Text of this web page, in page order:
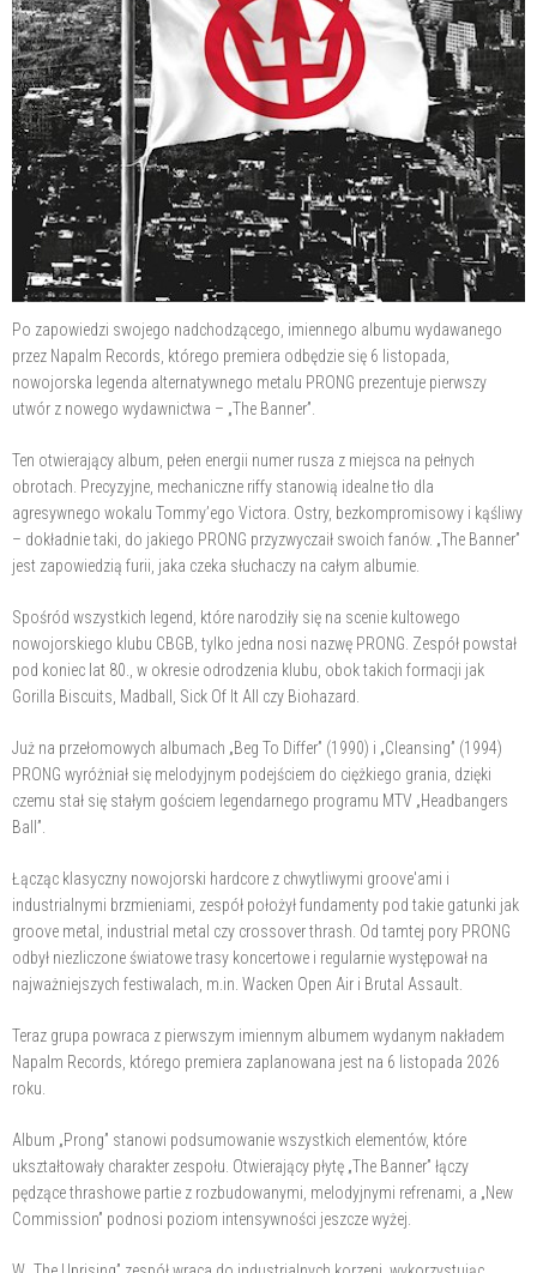
Po zapowiedzi swojego nadchodzącego, imiennego albumu wydawanego
przez Napalm Records, którego premiera odbędzie się 6 listopada,
nowojorska legenda alternatywnego metalu PRONG prezentuje pierwszy
utwór z nowego wydawnictwa – „The Banner”.
Ten otwierający album, pełen energii numer rusza z miejsca na pełnych
obrotach. Precyzyjne, mechaniczne riffy stanowią idealne tło dla
agresywnego wokalu Tommy’ego Victora. Ostry, bezkompromisowy i kąśliwy
– dokładnie taki, do jakiego PRONG przyzwyczaił swoich fanów. „The Banner”
jest zapowiedzią furii, jaka czeka słuchaczy na całym albumie.
Spośród wszystkich legend, które narodziły się na scenie kultowego
nowojorskiego klubu CBGB, tylko jedna nosi nazwę PRONG. Zespół powstał
pod koniec lat 80., w okresie odrodzenia klubu, obok takich formacji jak
Gorilla Biscuits, Madball, Sick Of It All czy Biohazard.
Już na przełomowych albumach „Beg To Differ” (1990) i „Cleansing” (1994)
PRONG wyróżniał się melodyjnym podejściem do ciężkiego grania, dzięki
czemu stał się stałym gościem legendarnego programu MTV „Headbangers
Ball”.
Łącząc klasyczny nowojorski hardcore z chwytliwymi groove'ami i
industrialnymi brzmieniami, zespół położył fundamenty pod takie gatunki jak
groove metal, industrial metal czy crossover thrash. Od tamtej pory PRONG
odbył niezliczone światowe trasy koncertowe i regularnie występował na
najważniejszych festiwalach, m.in. Wacken Open Air i Brutal Assault.
Teraz grupa powraca z pierwszym imiennym albumem wydanym nakładem
Napalm Records, którego premiera zaplanowana jest na 6 listopada 2026
roku.
Album „Prong” stanowi podsumowanie wszystkich elementów, które
ukształtowały charakter zespołu. Otwierający płytę „The Banner” łączy
pędzące thrashowe partie z rozbudowanymi, melodyjnymi refrenami, a „New
Commission” podnosi poziom intensywności jeszcze wyżej.